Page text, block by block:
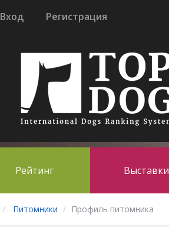
Вход Регистрация
Рейтинг Выставки
Питомники Профиль питомника